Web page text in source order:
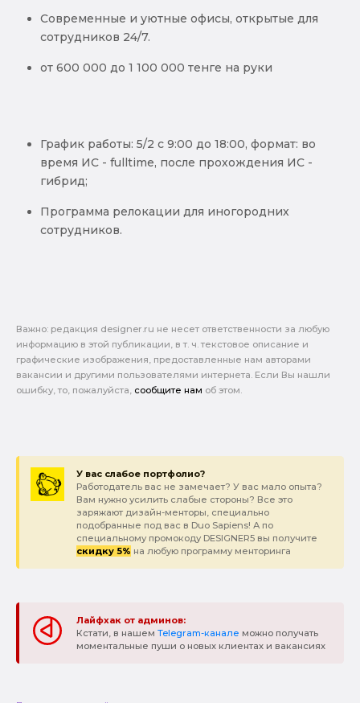
Современные и уютные офисы, открытые для
сотрудников 24/7.
от 600 000 до 1 100 000 тенге на руки
График работы: 5/2 с 9:00 до 18:00, формат: во
время ИС - fulltime, после прохождения ИС -
гибрид;
Программа релокации для иногородних
сотрудников.
Важно: pедакция designer.ru не несет ответственности за любую
информацию в этой публикации, в т. ч. текстовое описание и
графические изображения, предоставленные нам авторами
вакансии и другими пользователями интернета. Если Вы нашли
ошибку, то, пожалуйста, сообщите нам об этом.
У вас слабое портфолио?
Работодатель вас не замечает? У вас мало опыта?
Вам нужно усилить слабые стороны? Все это
заряжают дизайн-менторы, специально
подобранные под вас в Duo Sapiens! А по
специальному промокоду DESIGNER5 вы получите
скидку 5% на любую программу менторинга
Лайфхак от админов:
Кстати, в нашем Telegram-канале можно получать
моментальные пуши о новых клиентах и вакансиях